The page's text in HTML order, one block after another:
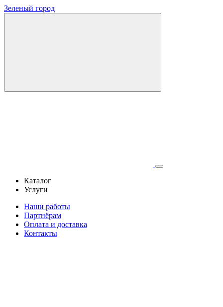
Зеленый город
Каталог
Услуги
Наши работы
Партнёрам
Оплата и доставка
Контакты